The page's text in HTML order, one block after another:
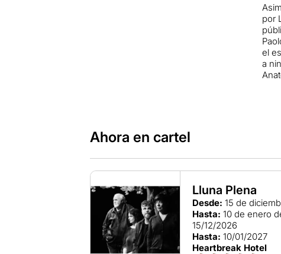
por
el
a
Ahora en cartel
Lluna Plena
Desde: 15 de
Hasta: 10 de enero
15/12/2026
Hasta: 10/01/2027
Heartbreak Hotel